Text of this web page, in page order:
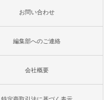
お問い合わせ
編集部へのご連絡
会社概要